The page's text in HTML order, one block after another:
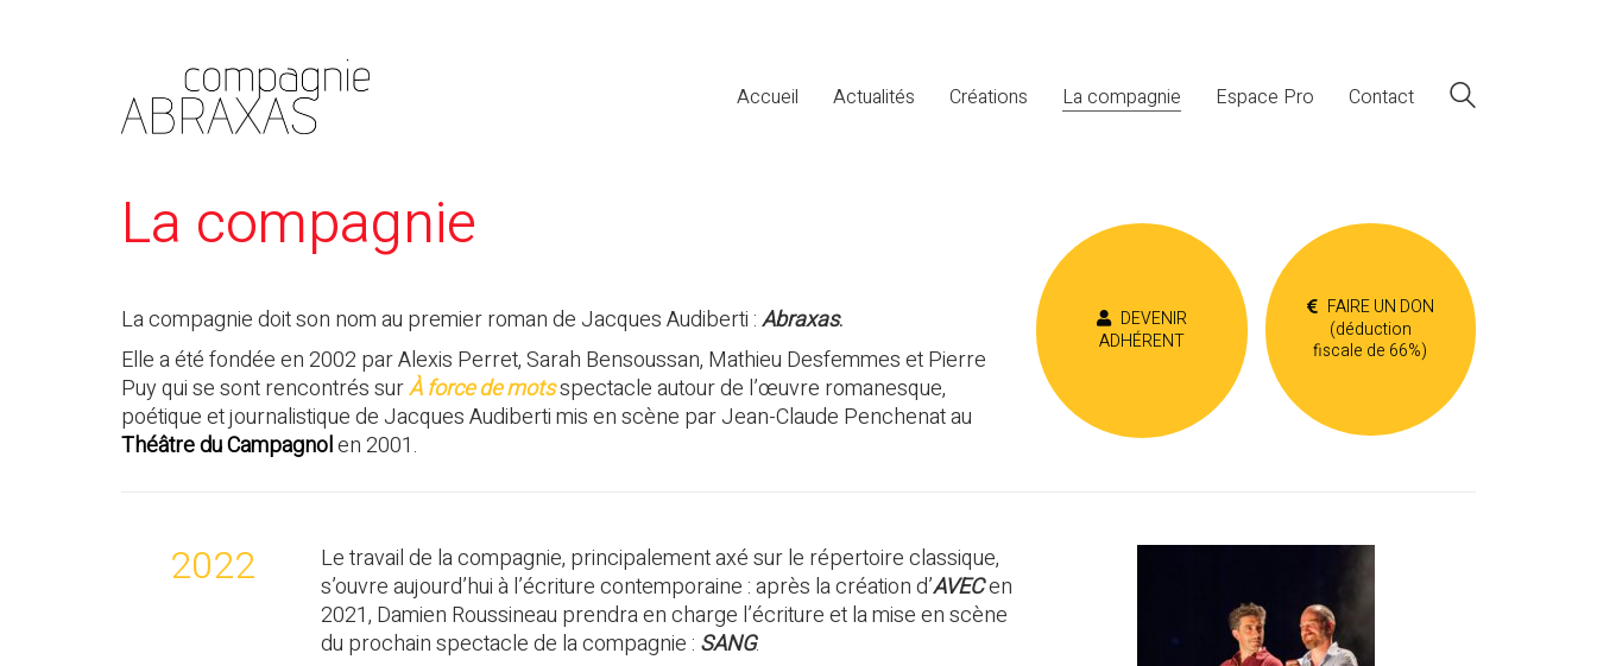
Accueil Actualités Créations La compagnie Espace Pro Contact
La compagnie
La compagnie doit son nom au premier roman de Jacques Audiberti :Abraxas.
Elle a été fondée en 2002 par Alexis Perret, Sarah Bensoussan, Mathieu Desfemmes et Pierre
Puy qui se sont rencontrés surÀ force de motsspectacle autour de l’œuvre romanesque,
poétique et journalistique de Jacques Audiberti mis en scène par Jean-Claude Penchenat au
Théâtre du Campagnolen 2001.
DEVENIR
ADHÉRENT
FAIRE UN DON
(déduction
fiscale de 66%)
2022
Le travail de la compagnie, principalement axé sur le répertoire classique,
s’ouvre aujourd’hui à l’écriture contemporaine : après la création d’AVECen
2021, Damien Roussineau prendra en charge l’écriture et la mise en scène
du prochain spectacle de la compagnie : SANG.